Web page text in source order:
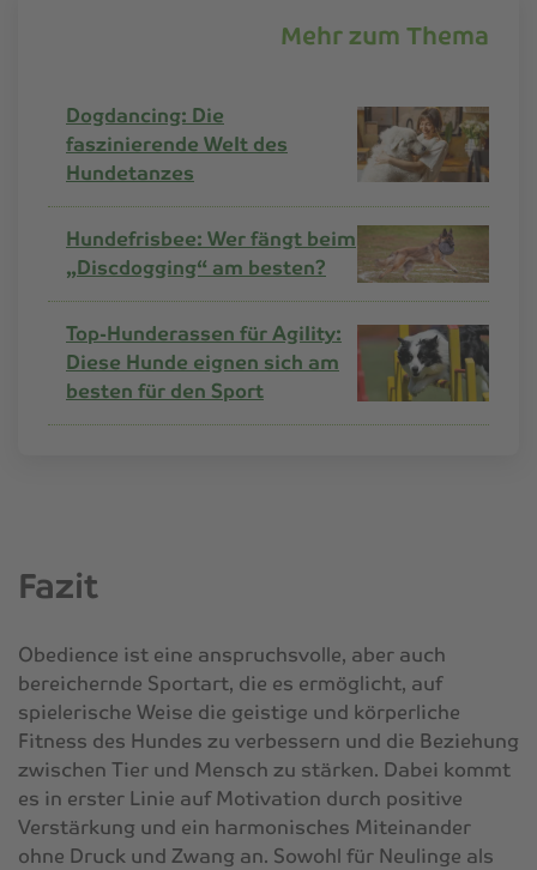
Mehr zum Thema
Dogdancing: Die
faszinierende Welt des
Hundetanzes
Hundefrisbee: Wer fängt beim
„Discdogging“ am besten?
Top-Hunderassen für Agility:
Diese Hunde eignen sich am
besten für den Sport
Fazit
Obedience ist eine anspruchsvolle, aber auch
bereichernde Sportart, die es ermöglicht, auf
spielerische Weise die geistige und körperliche
Fitness des Hundes zu verbessern und die Beziehung
zwischen Tier und Mensch zu stärken. Dabei kommt
es in erster Linie auf Motivation durch positive
Verstärkung und ein harmonisches Miteinander
ohne Druck und Zwang an. Sowohl für Neulinge als